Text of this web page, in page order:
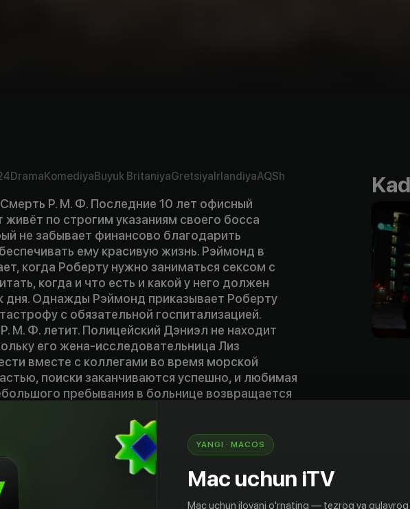
DramaKomediyaBuyuk BritaniyaGretsiyaIrlandiyaAQSh
Р. М. Ф. Последние 10 лет офисный
живёт по строгим указаниям своего босса
не забывает финансово благодарить
ему красивую жизнь. Рэймонд в
когда Роберту нужно заниматься сексом с
когда и что есть и какой у него должен
дня. Однажды Рэймонд приказывает Роберту
с обязательной госпитализацией.
М. Ф. летит. Полицейский Дэниэл не находит
его жена-исследовательница Лиз
вместе с коллегами во время морской
поиски заканчиваются успешно, и любимая
пребывания в больнице возвращается
к выводу, что его жену подменили.
Р. М. Ф. ест сэндвич. Эндрю и Эмили —
завязанного на сексе, солёной воде и
По поручению своего гуру Оми парочка
способную воскрешать мёртвых, но поиски
успехом. Однажды в кафе к ним подходит
YANGI · MACOS
Mac uchun iTV
Mac uchun ilovani o'rnating — tezroq va qulayroq